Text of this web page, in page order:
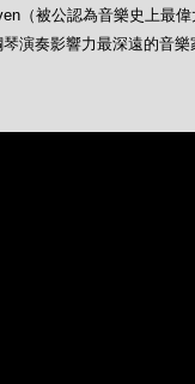
（被公認為音樂史上最偉
演奏影響力最深遠的音樂